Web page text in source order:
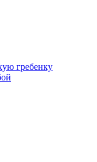
гребенку